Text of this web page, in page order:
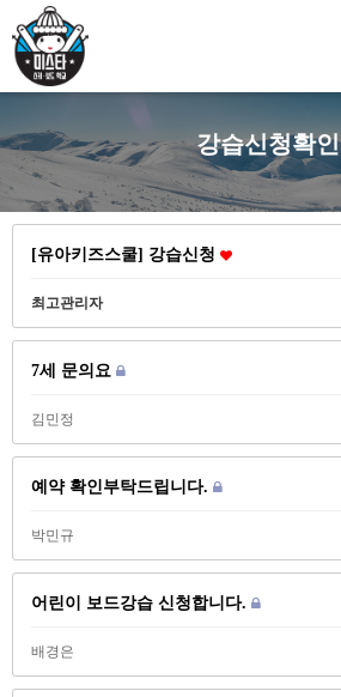
강습신청확인
[유아키즈스쿨] 강습신청
최고관리자
7세 문의요
김민정
예약 확인부탁드립니다.
박민규
어린이 보드강습 신청합니다.
배경은